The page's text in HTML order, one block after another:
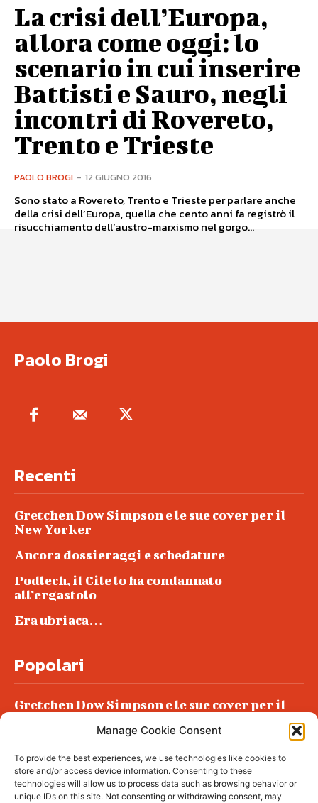
Manage Cookie Consent
To provide the best experiences, we use technologies like cookies to
store and/or access device information. Consenting to these
technologies will allow us to process data such as browsing behavior or
unique IDs on this site. Not consenting or withdrawing consent, may
La crisi dell’Europa,
allora come oggi: lo
scenario in cui inserire
Battisti e Sauro, negli
incontri di Rovereto,
Trento e Trieste
PAOLO BROGI - 12 GIUGNO 2016
Sono stato a Rovereto, Trento e Trieste per parlare anche
della crisi dell’Europa, quella che cento anni fa registrò il
risucchiamento dell’austro-marxismo nel gorgo...
Paolo Brogi
Recenti
Gretchen Dow Simpson e le sue cover per il
New Yorker
Ancora dossieraggi e schedature
Podlech, il Cile lo ha condannato
all’ergastolo
Era ubriaca…
Popolari
Gretchen Dow Simpson e le sue cover per il
Podlech, il Cile lo ha condannato
all’ergastolo